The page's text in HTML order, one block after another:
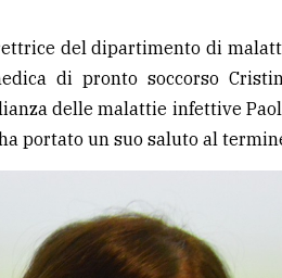
del dipartimento di
di pronto soccorso
delle malattie infettive
portato un suo saluto al